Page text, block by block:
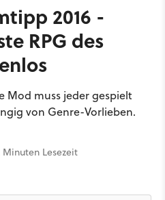
2016 -
RPG des
Mod muss jeder gespielt
von Genre-Vorlieben.
Minuten Lesezeit